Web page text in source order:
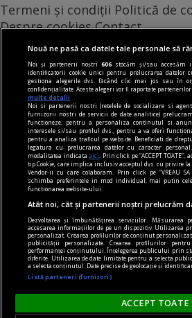
Termeni și condiții Politică de
Despre cookies Contact
Modifică preferințe pentru
© Toate drepturile rezervate
Din rețeaua
Adevarul.ro
Click.ro
ClickPoftaBuna.ro
ClickSanatate.ro
DilemaVeche.ro
OkMagazine.ro
Historia.ro
Nouă ne pasă ca datele tale personale să
Noi și partenerii noștri606 stocăm și/sau accesăm
identificatorii cookie unici pentru prelucrarea datelor
gestiona alegerile dvs. făcând clic mai jos sau în
confidențialitate. Aceste alegeri vor fi raportate
multe detalii
Noi si partenerii nostri (retelele de socializare si
furnizorii nostri de servicii de date analitice)
functioneze, pentru a personaliza continutul si
interesele si/sau profilul dvs., pentru a va oferi
pentru a analiza traficul pe website. Beneficiati de
legatura cu prelucrarea datelor cu caracter
modalitatea indicataaici
. Prin click pe “ACCEPT
tip Cookie, care implica inclusiv acceptul dvs. cu privire
Vendor-ii cu care colaboram. Prin click pe “VREAU SA
schimba preferintele in mod individual, mai putin cele
functionarea website-ului.
Atât noi, cât și partenerii noștri prelucrăm
Dezvoltarea și îmbunătățirea serviciilor. Măsurarea
accesarea informațiilor de pe un dispozitiv. Utilizarea
personalizat. Crearea profilurilor de conținut
publicității personalizate. Crearea profilurilor
performanței conținutului. Înțelegerea publicului prin
diferite. Utilizarea de date limitate pentru a selecta
a selecta conținutul. Date precise de geolocație și
Listă parteneri (furnizori)
ACCEPT TOATE